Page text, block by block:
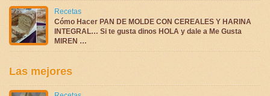
Recetas
Cómo Hacer PAN DE MOLDE CON CEREALES Y HARINA
INTEGRAL… Si te gusta dinos HOLA y dale a Me Gusta
MIREN …
Las mejores